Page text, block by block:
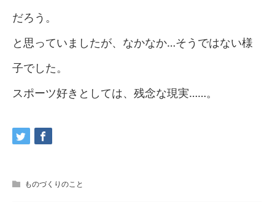
だろう。
と思っていましたが、なかなか…そうではない様
子でした。
スポーツ好きとしては、残念な現実……。
ものづくりのこと